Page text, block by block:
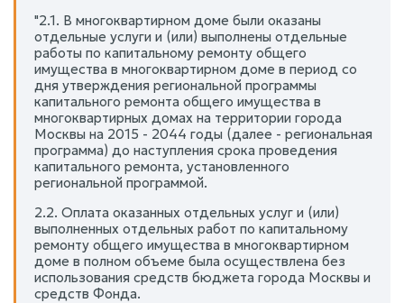
"2.1. В многоквартирном доме были оказаны
отдельные услуги и (или) выполнены отдельные
работы по капитальному ремонту общего
имущества в многоквартирном доме в период со
дня утверждения региональной программы
капитального ремонта общего имущества в
многоквартирных домах на территории города
Москвы на 2015 - 2044 годы (далее - региональная
программа) до наступления срока проведения
капитального ремонта, установленного
региональной программой.
2.2. Оплата оказанных отдельных услуг и (или)
выполненных отдельных работ по капитальному
ремонту общего имущества в многоквартирном
доме в полном объеме была осуществлена без
использования средств бюджета города Москвы и
средств Фонда.